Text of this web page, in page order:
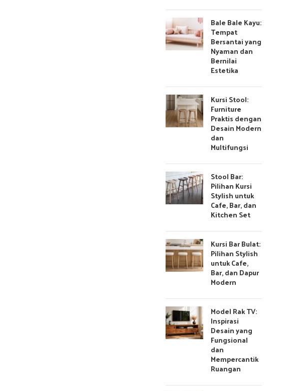
Bale Bale Kayu:
Tempat
Bersantai yang
Nyaman dan
Bernilai
Estetika
Kursi Stool:
Furniture
Praktis dengan
Desain Modern
dan
Multifungsi
Stool Bar:
Pilihan Kursi
Stylish untuk
Cafe, Bar, dan
Kitchen Set
Kursi Bar Bulat:
Pilihan Stylish
untuk Cafe,
Bar, dan Dapur
Modern
Model Rak TV:
Inspirasi
Desain yang
Fungsional
dan
Mempercantik
Ruangan